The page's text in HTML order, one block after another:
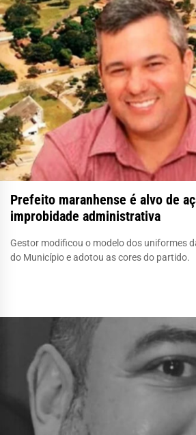
Prefeito maranhense é alvo de
improbidade administrativa
Gestor modificou o modelo dos uniformes
do Município e adotou as cores do partido.